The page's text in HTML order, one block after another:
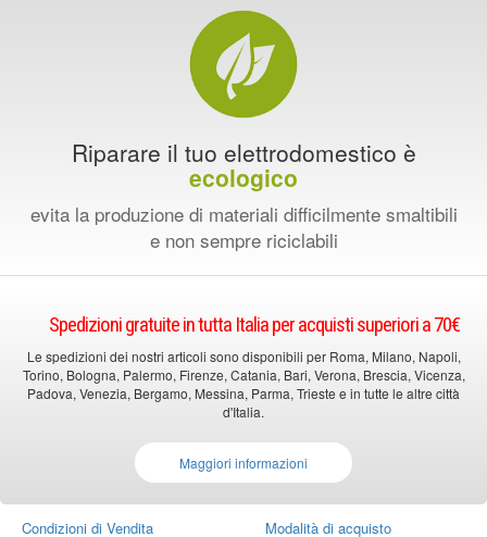
Riparare il tuo elettrodomestico è
ecologico
evita la produzione di materiali difficilmente smaltibili
e non sempre riciclabili
Spedizioni gratuite in tutta Italia per acquisti superiori a 70€
Le spedizioni dei nostri articoli sono disponibili per Roma, Milano, Napoli,
Torino, Bologna, Palermo, Firenze, Catania, Bari, Verona, Brescia, Vicenza,
Padova, Venezia, Bergamo, Messina, Parma, Trieste e in tutte le altre città
d'Italia.
Maggiori informazioni
Condizioni di Vendita Modalità di acquisto